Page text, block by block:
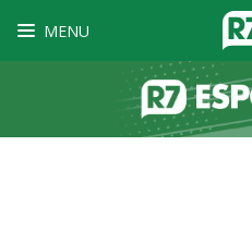
MENU